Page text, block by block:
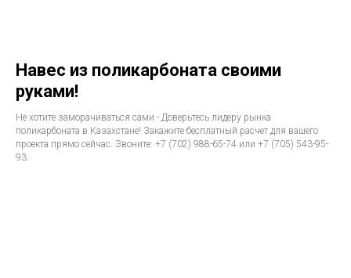
Навес из поликарбоната своими
руками!
Не хотите заморачиваться сами - Доверьтесь лидеру рынка
поликарбоната в Казахстане! Закажите бесплатный расчет для вашего
проекта прямо сейчас. Звоните: +7 (702) 988-65-74 или +7 (705) 543-95-
93.